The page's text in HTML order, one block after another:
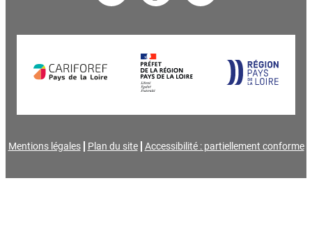
Mentions légales Plan du site Accessibilité : partiellement conforme